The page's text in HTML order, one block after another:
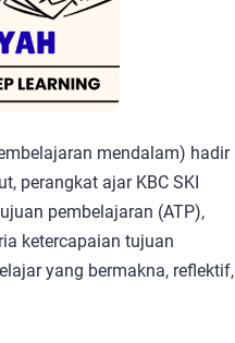
mendalam) hadir
perangkat ajar KBC SKI
pembelajaran (ATP),
ketercapaian tujuan
yang bermakna, reflektif,